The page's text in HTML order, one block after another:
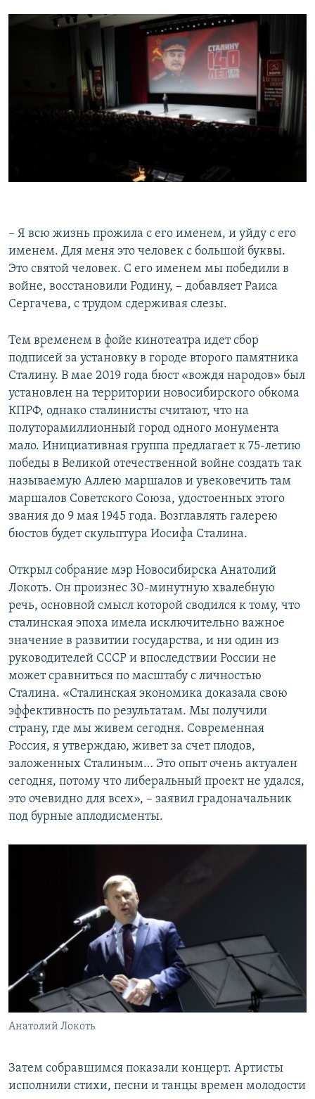
– Я всю жизнь прожила с его именем, и уйду с его
именем. Для меня это человек с большой буквы.
Это святой человек. С его именем мы победили в
войне, восстановили Родину, – добавляет Раиса
Сергачева, с трудом сдерживая слезы.
Тем временем в фойе кинотеатра идет сбор
подписей за установку в городе второго памятника
Сталину. В мае 2019 года бюст «вождя народов» был
установлен на территории новосибирского обкома
КПРФ, однако сталинисты считают, что на
полуторамиллионный город одного монумента
мало. Инициативная группа предлагает к 75-летию
победы в Великой отечественной войне создать так
называемую Аллею маршалов и увековечить там
маршалов Советского Союза, удостоенных этого
звания до 9 мая 1945 года. Возглавлять галерею
бюстов будет скульптура Иосифа Сталина.
Открыл собрание мэр Новосибирска Анатолий
Локоть. Он произнес 30-минутную хвалебную
речь, основной смысл которой сводился к тому, что
сталинская эпоха имела исключительно важное
значение в развитии государства, и ни один из
руководителей СССР и впоследствии России не
может сравниться по масштабу с личностью
Сталина. «Сталинская экономика доказала свою
эффективность по результатам. Мы получили
страну, где мы живем сегодня. Современная
Россия, я утверждаю, живет за счет плодов,
заложенных Сталиным… Это опыт очень актуален
сегодня, потому что либеральный проект не удался,
это очевидно для всех», – заявил градоначальник
под бурные аплодисменты.
Анатолий Локоть
Затем собравшимся показали концерт. Артисты
исполнили стихи, песни и танцы времен молодости